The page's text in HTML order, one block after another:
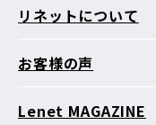
リネットについて
お客様の声
Lenet MAGAZINE